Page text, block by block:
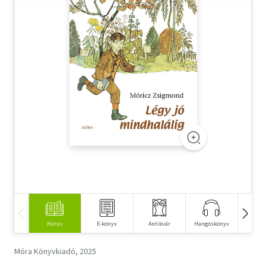
Szótár, nyelvkönyv
Tankönyv, segédkönyv
Természettudomány
Vallás
Könyv E-könyv Antikvár Hangoskönyv
Móra Könyvkiadó, 2025